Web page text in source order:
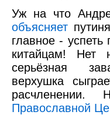
Уж на что
объясняет
главное -
китайцам! Нет
серьёзная
верхушка
Православной